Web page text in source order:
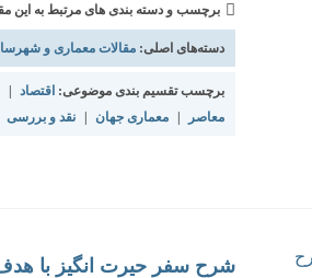
برچسب و دسته بندی های مرتبط به این
دسته‌های اصلی: مقالات معماری و
برچسب تقسیم بندی موضوعی: اقتصاد
معاصر
معماری جهان نقد و بررسی
شرح سفر حیرت انگیز با